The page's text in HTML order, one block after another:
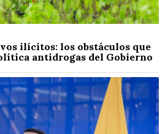
ilícitos: los obstáculos que
antidrogas del Gobierno